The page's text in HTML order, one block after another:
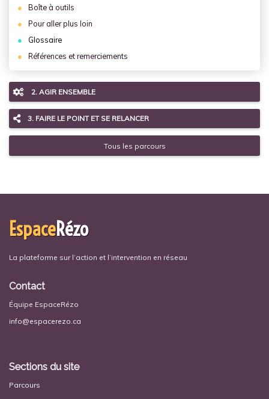
Boîte à outils
Pour aller plus loin
Glossaire
Références et remerciements
2. AGIR ENSEMBLE
3. FAIRE LE POINT ET SE RELANCER
Tous les parcours
EspaceRézo
La plateforme sur l’action et l’intervention en réseau
Contact
Équipe EspaceRézo
info@espacerezo.ca
Sections du site
Parcours